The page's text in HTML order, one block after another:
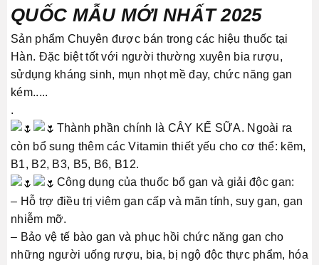
QUỐC MẪU MỚI NHẤT 2025
Sản phẩm Chuyên được bán trong các hiệu thuốc tại
Hàn. Đặc biệt tốt với người thường xuyên bia rượu,
sửdụng kháng sinh, mụn nhọt mề đay, chức năng gan
kém.....
.
Thành phần chính là CÂY KẾ SỮA. Ngoài ra
còn bổ sung thêm các Vitamin thiết yếu cho cơ thể: kẽm,
B1, B2, B3, B5, B6, B12.
Công dụng của thuốc bổ gan và giải độc gan:
– Hỗ trợ điều trị viêm gan cấp và mãn tính, suy gan, gan
nhiễm mỡ.
– Bảo vệ tế bào gan và phục hồi chức năng gan cho
những người uống rượu, bia, bị ngộ độc thực phẩm, hóa